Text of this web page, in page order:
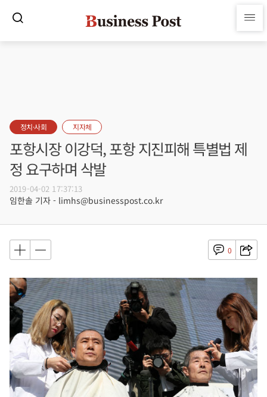
정치·사회 지자체
포항시장 이강덕, 포항 지진피해 특별법 제
정 요구하며 삭발
2019-04-02 17:37:13
임한솔 기자 - limhs@businesspost.co.kr
0